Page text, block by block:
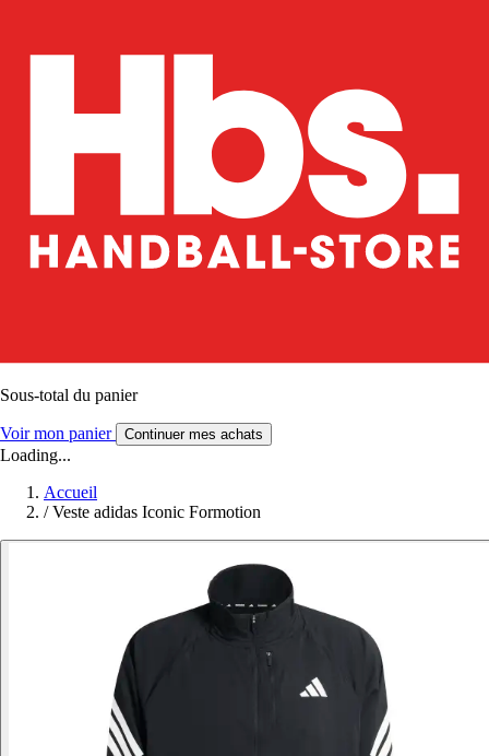
Sous-total du panier
Voir mon panier Continuer mes achats
Loading...
Accueil
/ Veste adidas Iconic Formotion